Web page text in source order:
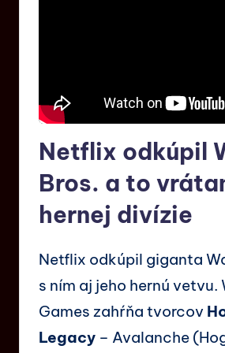
Netflix odkúpil
Bros. a to
hernej divízie
Netflix odkúpil giganta
s ním aj jeho hernú vetvu.
Games zahŕňa tvorcov
Legacy – Avalanche